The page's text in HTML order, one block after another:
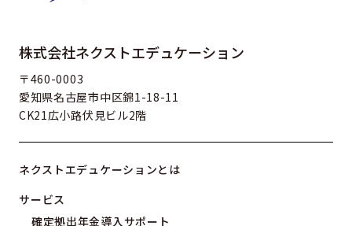
株式会社ネクストエデュケーション
〒460-0003
愛知県名古屋市中区錦1-18-11
CK21広小路伏見ビル2階
ネクストエデュケーションとは
サービス
確定拠出年金導入サポート